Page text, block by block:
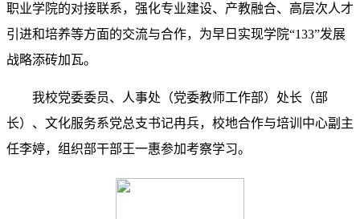
职业学院的对接联系，强化专业建设、产教融合、高层次人才
引进和培养等方面的交流与合作，为早日实现学院“133”发展
战略添砖加瓦。
我校党委委员、人事处（党委教师工作部）处长（部
长）、文化服务系党总支书记冉兵， 校地合作与培训中心副主
任李婷，组织部干部王一惠参加考察学习。